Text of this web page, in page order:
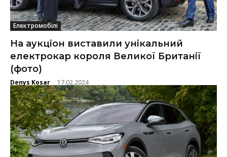
Електромобілі
На аукціон виставили унікальний
електрокар короля Великої Британії
(фото)
Denys Kosar - 17.02.2024